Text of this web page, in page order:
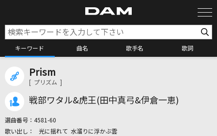
キーワード 曲名 歌手名 歌詞
カラオケ店舗検索
Prism
[ プリズム ]
戦部ワタル&虎王(田中真弓&伊倉一恵)
選曲番号： 4581-60
光に揺れて 水溜りに浮かぶ雲